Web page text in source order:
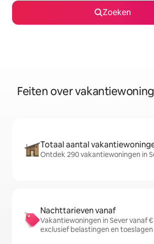
Zoeken
Feiten over
Totaal aantal
Ontdek 290 vakantiewoningen in
Nachttarieven vanaf
Vakantiewoningen in Sever vanaf
exclusief belastingen en toeslagen